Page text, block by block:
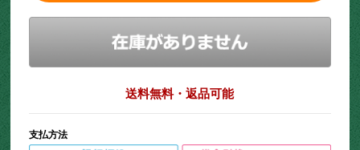
送料無料・返品可能
支払方法